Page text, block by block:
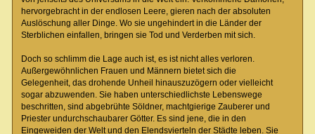
hervorgebracht in der endlosen Leere, gieren nach der absoluten
Auslöschung aller Dinge. Wo sie ungehindert in die Länder der
Sterblichen einfallen, bringen sie Tod und Verderben mit sich.
Doch so schlimm die Lage auch ist, es ist nicht alles verloren.
Außergewöhnlichen Frauen und Männern bietet sich die
Gelegenheit, das drohende Unheil hinauszuzögern oder vielleicht
sogar abzuwenden. Sie haben unterschiedlichste Lebenswege
beschritten, sind abgebrühte Söldner, machtgierige Zauberer und
Priester undurchschaubarer Götter. Es sind jene, die in den
Eingeweiden der Welt und den Elendsvierteln der Städte leben. Sie